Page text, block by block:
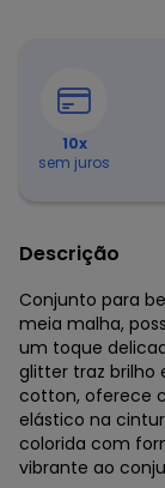
10x
sem juros
Descrição
Conjunto para
meia malha,
um toque
glitter traz brilho
cotton, oferece
elástico na
colorida com
vibrante ao